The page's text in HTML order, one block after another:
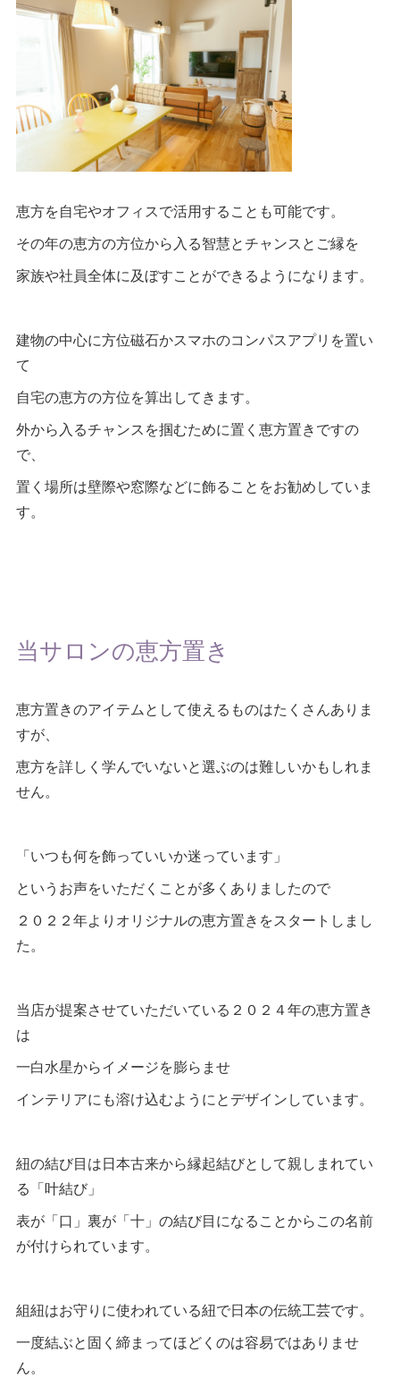
恵方を自宅やオフィスで活用することも可能です。
その年の恵方の方位から入る智慧とチャンスとご縁を
家族や社員全体に及ぼすことができるようになります。
建物の中心に方位磁石かスマホのコンパスアプリを置い
て
自宅の恵方の方位を算出してきます。
外から入るチャンスを掴むために置く恵方置きですの
で、
置く場所は壁際や窓際などに飾ることをお勧めしていま
す。
当サロンの恵方置き
恵方置きのアイテムとして使えるものはたくさんありま
すが、
恵方を詳しく学んでいないと選ぶのは難しいかもしれま
せん。
「いつも何を飾っていいか迷っています」
というお声をいただくことが多くありましたので
２０２２年よりオリジナルの恵方置きをスタートしまし
た。
当店が提案させていただいている２０２４年の恵方置き
は
一白水星からイメージを膨らませ
インテリアにも溶け込むようにとデザインしています。
紐の結び目は日本古来から縁起結びとして親しまれてい
る「叶結び」
表が「口」裏が「十」の結び目になることからこの名前
が付けられています。
組紐はお守りに使われている紐で日本の伝統工芸です。
一度結ぶと固く締まってほどくのは容易ではありませ
ん。